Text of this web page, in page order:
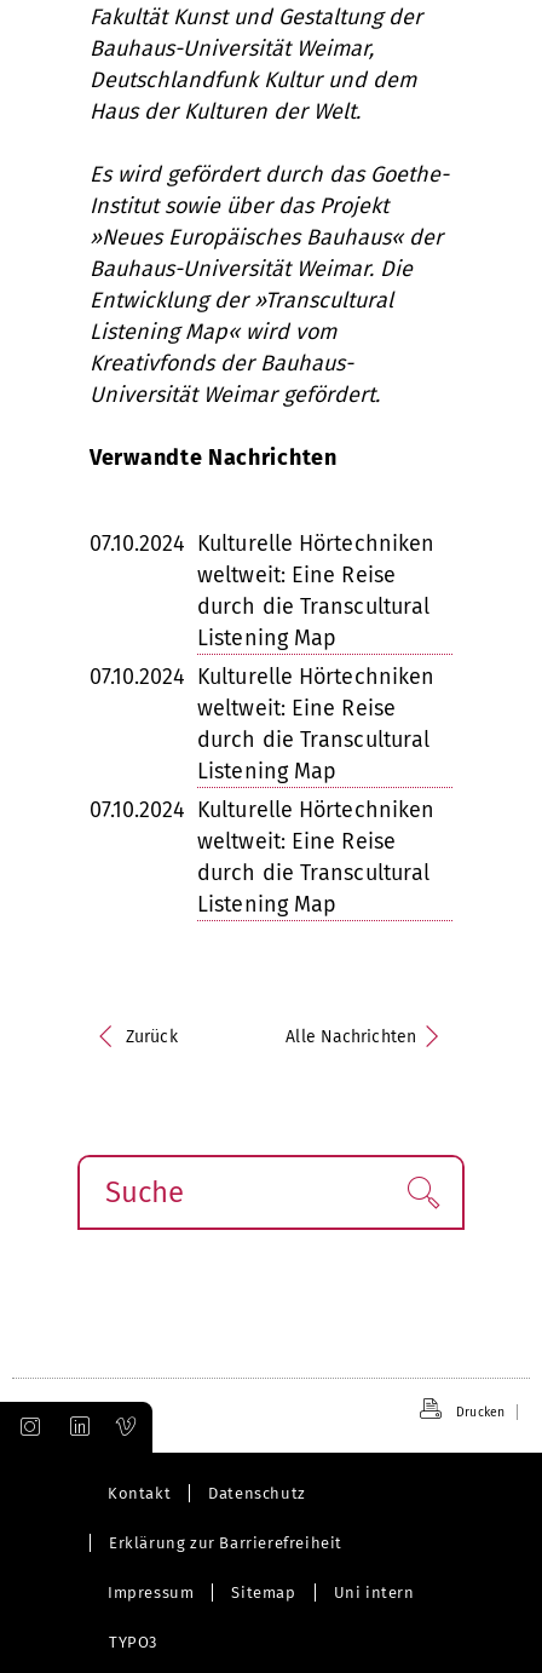
Fakultät Kunst und Gestaltung der
Bauhaus-Universität Weimar,
Deutschlandfunk Kultur und dem
Haus der Kulturen der Welt.
Es wird gefördert durch das Goethe-
Institut sowie über das Projekt
»Neues Europäisches Bauhaus« der
Bauhaus-Universität Weimar. Die
Entwicklung der »Transcultural
Listening Map« wird vom
Kreativfonds der Bauhaus-
Universität Weimar gefördert.
Verwandte Nachrichten
07.10.2024 Kulturelle Hörtechniken
weltweit: Eine Reise
durch die Transcultural
Listening Map
07.10.2024 Kulturelle Hörtechniken
weltweit: Eine Reise
durch die Transcultural
Listening Map
07.10.2024 Kulturelle Hörtechniken
weltweit: Eine Reise
durch die Transcultural
Listening Map
Zurück Alle Nachrichten
Suche Finden!
Drucken
Kontakt Datenschutz
Erklärung zur Barrierefreiheit
Impressum Sitemap Uni intern
TYPO3